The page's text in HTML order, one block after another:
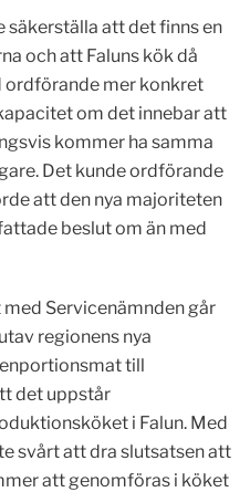
säkerställa att det finns en
och att Faluns kök då
ordförande mer konkret
om det innebar att
kommer ha samma
Det kunde ordförande
att den nya majoriteten
beslut om än med
Servicenämnden går
regionens nya
till
det uppstår
i Falun. Med
svårt att dra slutsatsen att
att genomföras i köket